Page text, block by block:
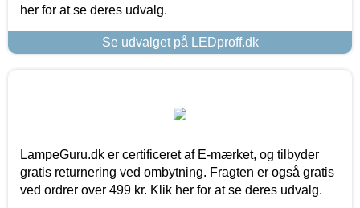
her for at se deres udvalg.
Se udvalget på LEDproff.dk
LampeGuru.dk er certificeret af E-mærket, og tilbyder
gratis returnering ved ombytning. Fragten er også gratis
ved ordrer over 499 kr. Klik her for at se deres udvalg.